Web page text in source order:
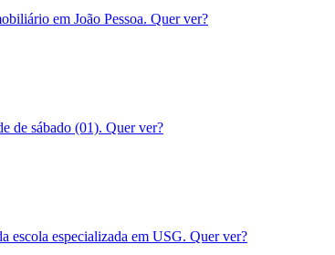
em João Pessoa. Quer ver?
de sábado (01). Quer ver?
escola especializada em USG. Quer ver?